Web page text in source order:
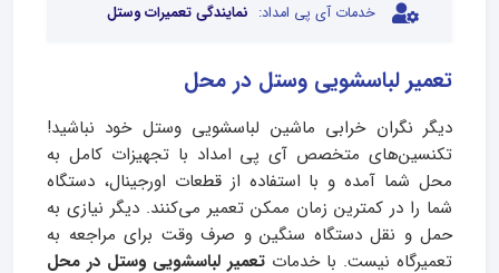
خدمات آی پی امداد: نمایندگی تعمیرات وستل
تعمیر لباسشویی وستل در محل
دیگر نگران خرابی ماشین لباسشویی وستل خود نباشید!
تکنسین‌های متخصص آی پی امداد با تجهیزات کامل به
محل شما آمده و با استفاده از قطعات اورجینال، دستگاه
شما را در کمترین زمان ممکن تعمیر می‌کنند. دیگر نیازی به
حمل و نقل دستگاه سنگین و صرف وقت برای مراجعه به
تعمیرگاه نیست. با خدمات تعمیر لباسشویی وستل در محل